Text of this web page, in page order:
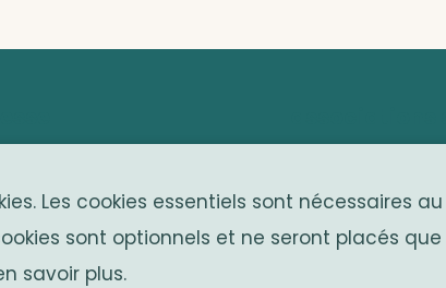
Les cookies essentiels sont nécessaires
sont optionnels et ne seront placés
savoir plus.
Bruxelles
Fonds Keingiaert